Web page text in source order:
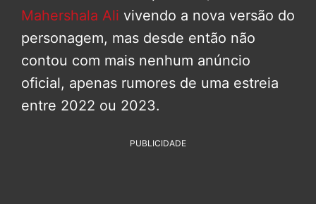
Mahershala Ali vivendo a nova versão do
personagem, mas desde então não
contou com mais nenhum anúncio
oficial, apenas rumores de uma estreia
entre 2022 ou 2023.
PUBLICIDADE